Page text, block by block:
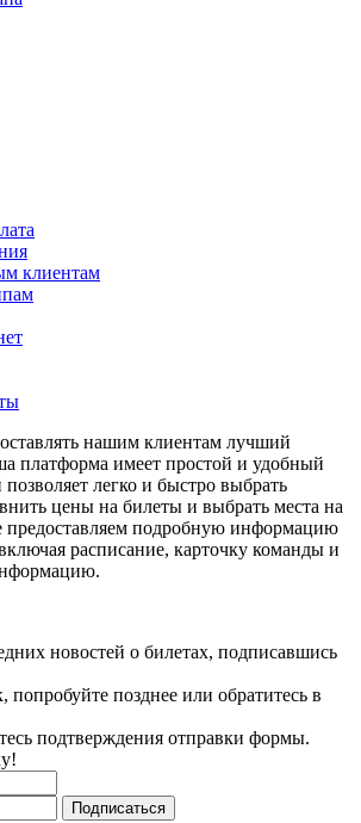
клиентам
нашим клиентам лучший
платформа имеет простой и удобный
легко и быстро выбрать
цены на билеты и выбрать места на
предоставляем подробную информацию
расписание, карточку команды и
новостей о билетах, подписавшись
попробуйте позднее или обратитесь в
подтверждения отправки формы.
Подписаться